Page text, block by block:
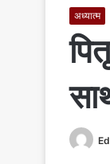
अध्यात्म